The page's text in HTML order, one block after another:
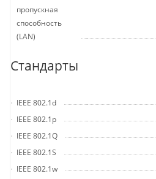
пропускная
способность
(LAN)
Стандарты
IEEE 802.1d
IEEE 802.1p
IEEE 802.1Q
IEEE 802.1S
IEEE 802.1w